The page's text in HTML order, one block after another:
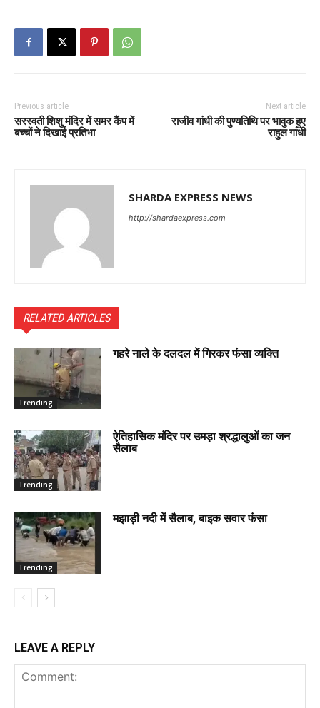
Previous article
सरस्वती शिशु मंदिर में समर कैंप में
बच्चों ने दिखाई प्रतिभा
Next article
राजीव गांधी की पुण्यतिथि पर भावुक हुए
राहुल गांधी
SHARDA EXPRESS NEWS
http://shardaexpress.com
RELATED ARTICLES
Trending
गहरे नाले के दलदल में गिरकर फंसा व्यक्ति
Trending
ऐतिहासिक मंदिर पर उमड़ा श्रद्धालुओं का जन
सैलाब
Trending
मझाड़ी नदी में सैलाब, बाइक सवार फंसा
LEAVE A REPLY